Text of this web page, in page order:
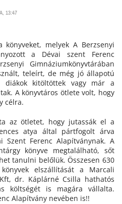
13:47
melyek A Berzsenyi
a Dévai szent Ferenc
Gimnáziumkönyvtárában
teleírt, de még jó állapotú
diákok kitöltöttek vagy már a
A könyvtáros ötlete volt, hogy
célra.
az ötletet, hogy jutassák el a
atya által pártfogolt árva
Szent Ferenc Alapítványnak. A
könyve megtalálható, sőt
tanulni belőlük. Összesen 630
elszállítását a Marcali
dr. Káplárné Csilla hathatós
költségét is magára vállalta.
Alapítvány nevében is!!